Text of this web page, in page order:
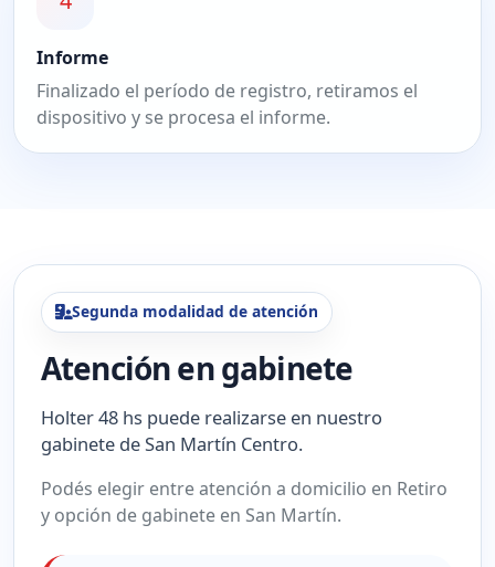
Informe
Finalizado el período de registro, retiramos el
dispositivo y se procesa el informe.
Segunda modalidad de atención
Atención en gabinete
Holter 48 hs puede realizarse en nuestro
gabinete de San Martín Centro.
Podés elegir entre atención a domicilio en Retiro
y opción de gabinete en San Martín.